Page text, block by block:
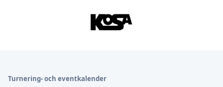
Turnering- och eventkalender